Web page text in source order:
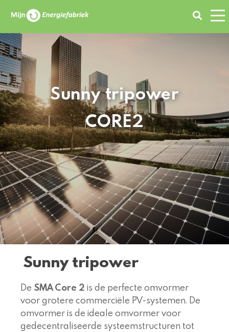
Sunny tripower
CORE2
Sunny tripower
De SMA Core 2 is de perfecte omvormer
voor grotere commerciële PV-systemen. De
omvormer is de ideale omvormer voor
gedecentraliseerde systeemstructuren tot